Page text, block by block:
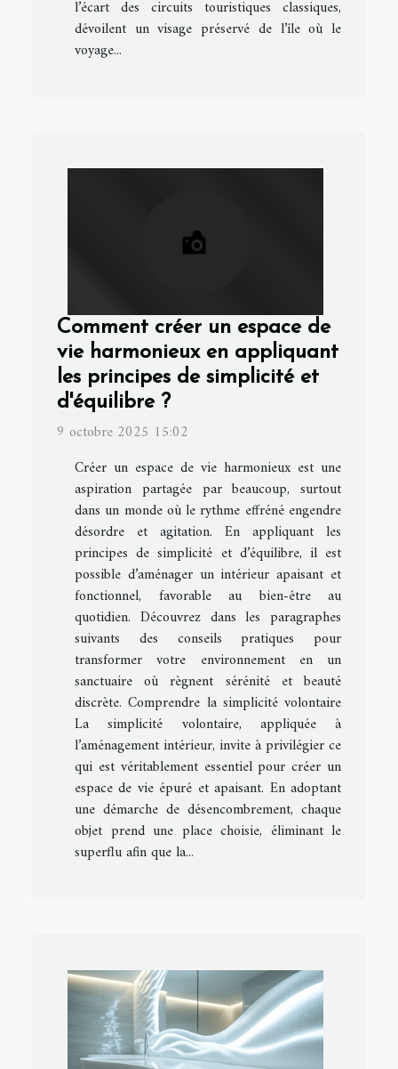
l’écart des circuits touristiques classiques,
dévoilent un visage préservé de l’île où le
voyage...
Comment créer un espace de
vie harmonieux en appliquant
les principes de simplicité et
d'équilibre ?
9 octobre 2025 15:02
Créer un espace de vie harmonieux est une
aspiration partagée par beaucoup, surtout
dans un monde où le rythme effréné engendre
désordre et agitation. En appliquant les
principes de simplicité et d’équilibre, il est
possible d’aménager un intérieur apaisant et
fonctionnel, favorable au bien-être au
quotidien. Découvrez dans les paragraphes
suivants des conseils pratiques pour
transformer votre environnement en un
sanctuaire où règnent sérénité et beauté
discrète. Comprendre la simplicité volontaire
La simplicité volontaire, appliquée à
l’aménagement intérieur, invite à privilégier ce
qui est véritablement essentiel pour créer un
espace de vie épuré et apaisant. En adoptant
une démarche de désencombrement, chaque
objet prend une place choisie, éliminant le
superflu afin que la...